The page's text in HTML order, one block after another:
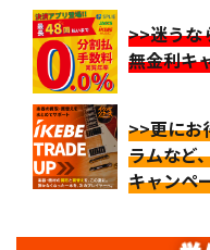
>>迷うな
無金利キ
>>更にお
ラムなど
キャンペ